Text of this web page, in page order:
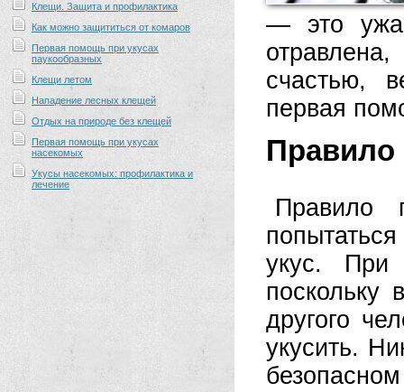
Клещи. Защита и профилактика
Как можно защититься от комаров
Первая помощь при укусах
паукообразных
Клещи летом
Нападение лесных клещей
Отдых на природе без клещей
Первая помощь при укусах
насекомых
Укусы насекомых: профилактика и
лечение
— это
счастью,
первая
Правило
Правило
укус. При
поскольку
другого
укусить.